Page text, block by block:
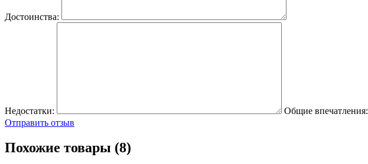
Достоинства:
Недостатки: Общие впечатления:
Отправить отзыв
Похожие товары (8)